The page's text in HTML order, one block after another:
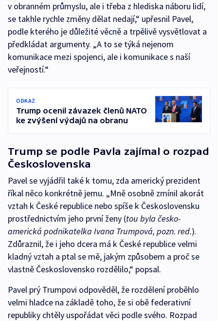
v obranném průmyslu, ale i třeba z hlediska náboru lidí,
se takhle rychle změny dělat nedají,“ upřesnil Pavel,
podle kterého je důležité věcně a trpělivě vysvětlovat a
předkládat argumenty. „A to se týká nejenom
komunikace mezi spojenci, ale i komunikace s naší
veřejností.“
ODKAZ
Trump ocenil závazek členů NATO
ke zvýšení výdajů na obranu
Trump se podle Pavla zajímal o rozpad
Československa
Pavel se vyjádřil také k tomu, zda americký prezident
říkal něco konkrétně jemu. „Mně osobně zmínil akorát
vztah k České republice nebo spíše k Československu
prostřednictvím jeho první ženy (tou byla česko-
americká podnikatelka Ivana Trumpová, pozn. red.).
Zdůraznil, že i jeho dcera má k České republice velmi
kladný vztah a ptal se mě, jakým způsobem a proč se
vlastně Československo rozdělilo,“ popsal.
Pavel prý Trumpovi odpověděl, že rozdělení proběhlo
velmi hladce na základě toho, že si obě federativní
republiky chtěly uspořádat věci podle svého. Rozpad